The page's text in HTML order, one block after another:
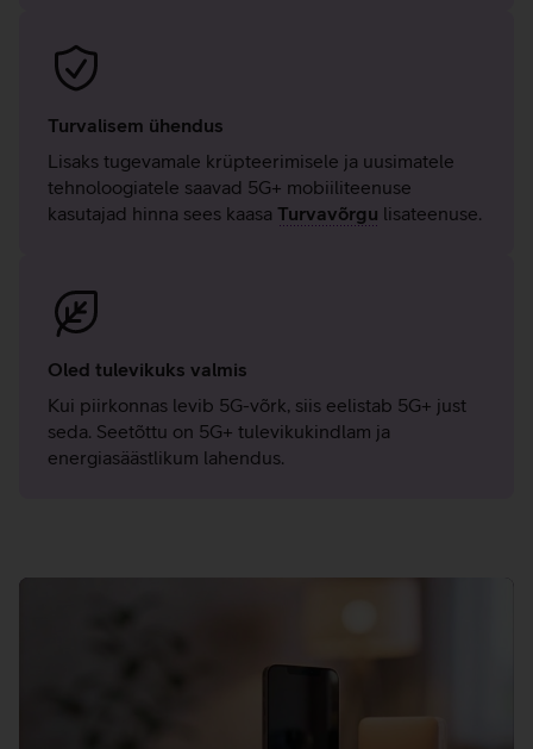
Turvalisem ühendus
Lisaks tugevamale krüpteerimisele ja uusimatele
tehnoloogiatele saavad 5G+ mobiiliteenuse
kasutajad hinna sees kaasa Turvavõrgu lisateenuse.
Oled tulevikuks valmis
Kui piirkonnas levib 5G-võrk, siis eelistab 5G+ just
seda. Seetõttu on 5G+ tulevikukindlam ja
energiasäästlikum lahendus.